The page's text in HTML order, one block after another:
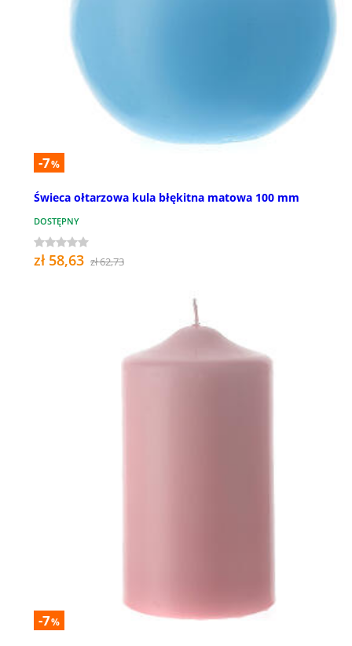
-7%
Świeca ołtarzowa kula błękitna matowa 100 mm
DOSTĘPNY
zł 58,63 zł 62,73
-7%